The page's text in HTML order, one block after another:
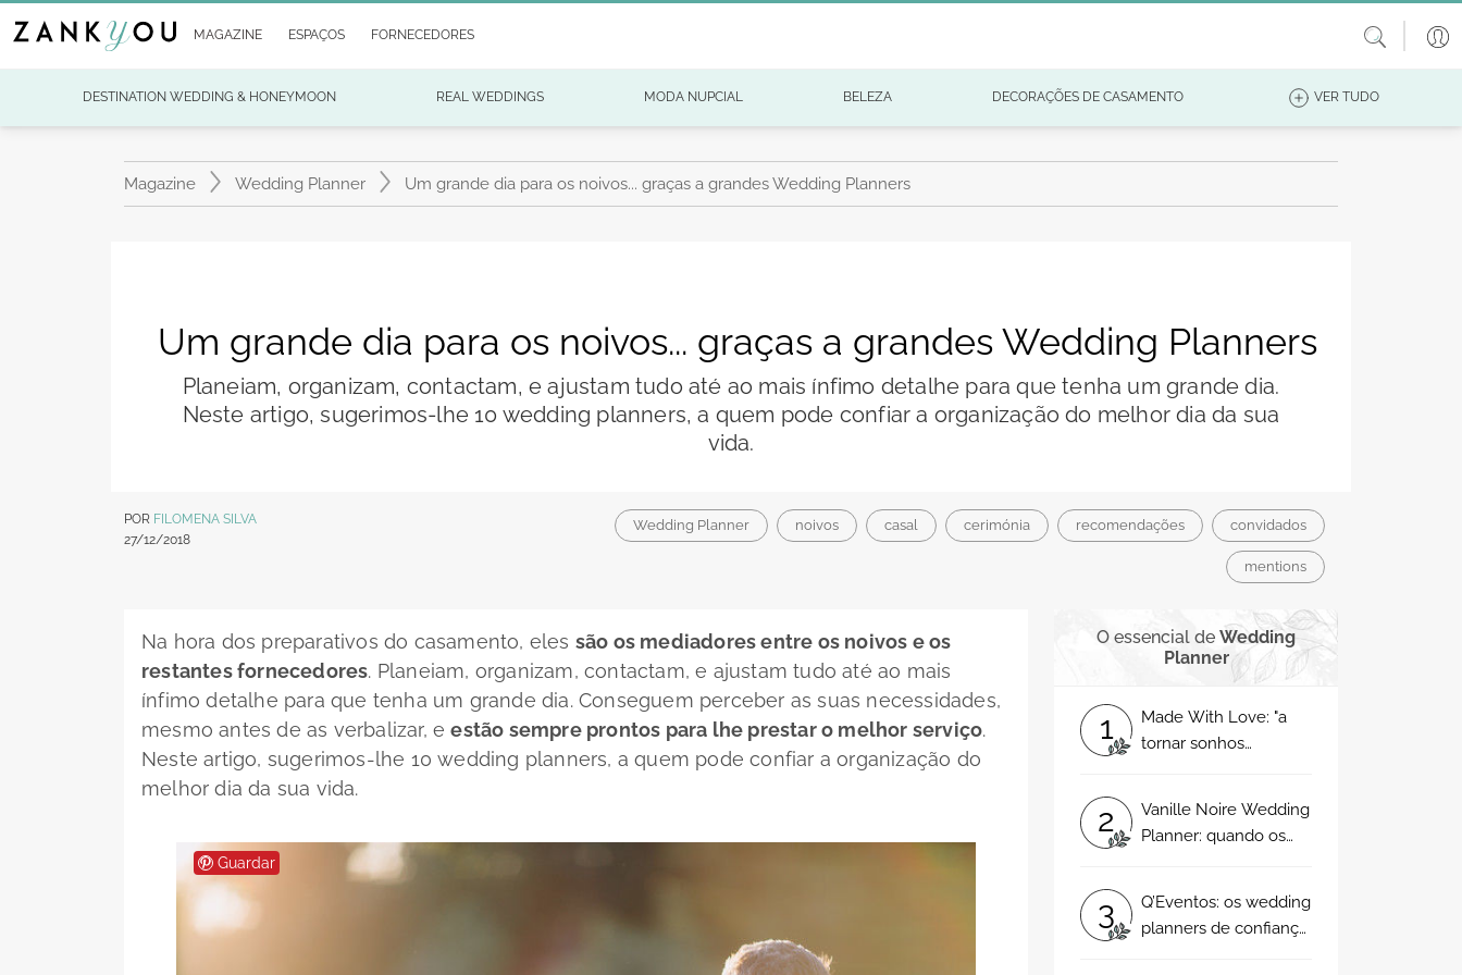
MAGAZINE ESPAÇOS FORNECEDORES
DESTINATION WEDDING & HONEYMOON REAL WEDDINGS MODA NUPCIAL BELEZA DECORAÇÕES DE CASAMENTO VER TUDO
Magazine Wedding Planner Um grande dia para os noivos... graças a grandes Wedding Planners
Um grande dia para os noivos... graças a grandes Wedding Planners
Planeiam, organizam, contactam, e ajustam tudo até ao mais ínfimo detalhe para que tenha um grande dia.
Neste artigo, sugerimos-lhe 10 wedding planners, a quem pode confiar a organização do melhor dia da sua
vida.
POR FILOMENA SILVA
27/12/2018
Wedding Planner noivos casal cerimónia recomendações convidados
mentions
Na hora dos preparativos do casamento, eles são os mediadores entre os noivos e os
restantes fornecedores. Planeiam, organizam, contactam, e ajustam tudo até ao mais
ínfimo detalhe para que tenha um grande dia. Conseguem perceber as suas necessidades,
mesmo antes de as verbalizar, eestão sempre prontos para lhe prestar o melhor serviço.
Neste artigo, sugerimos-lhe 10 wedding planners, a quem pode confiar a organização do
melhor dia da sua vida.
Guardar
O essencial de Wedding
Planner
1
Made With Love: "a
tornar sonhos
2
Vanille Noire Wedding
Planner: quando os
3
Q’Eventos: os wedding
planners de confiança